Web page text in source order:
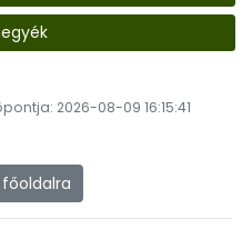
2026-08-09 16:15:41
főoldalra